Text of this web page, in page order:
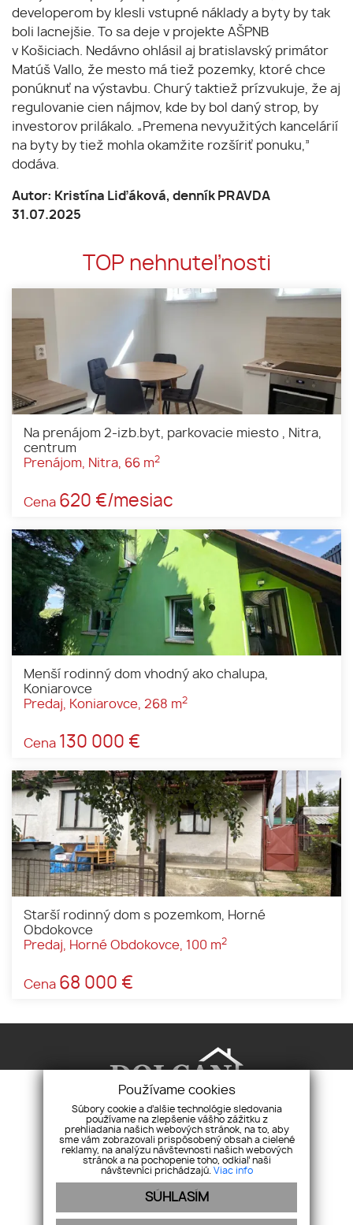
developerom by klesli vstupné náklady a byty by tak
boli lacnejšie. To sa deje v projekte AŠPNB
v Košiciach. Nedávno ohlásil aj bratislavský primátor
Matúš Vallo, že mesto má tiež pozemky, ktoré chce
ponúknuť na výstavbu. Churý taktiež prízvukuje, že aj
regulovanie cien nájmov, kde by bol daný strop, by
investorov prilákalo. „Premena nevyužitých kancelárií
na byty by tiež mohla okamžite rozšíriť ponuku,”
dodáva.
Autor: Kristína Liďáková, denník PRAVDA
31.07.2025
TOP nehnuteľnosti
Na prenájom 2-izb.byt, parkovacie miesto , Nitra,
centrum
Prenájom, Nitra, 66 m2
Cena 620 €/mesiac
Menší rodinný dom vhodný ako chalupa,
Koniarovce
Predaj, Koniarovce, 268 m2
Cena 130 000 €
Starší rodinný dom s pozemkom, Horné
Obdokovce
Predaj, Horné Obdokovce, 100 m2
Cena 68 000 €
Realitná agentúra Dolcan, s.r.o.
Pri synagóge
2, 94901 Nitra
+421 911 469 959
info@realitydolcan.sk
Pravidlá používania Pravidlá cookies Nehnuteľnosti
Používame cookies
Súbory cookie a ďalšie technológie sledovania
používame na zlepšenie vášho zážitku z
prehliadania našich webových stránok, na to, aby
sme vám zobrazovali prispôsobený obsah a cielené
reklamy, na analýzu návštevnosti našich webových
stránok a na pochopenie toho, odkiaľ naši
návštevníci prichádzajú. Viac info
SÚHLASÍM